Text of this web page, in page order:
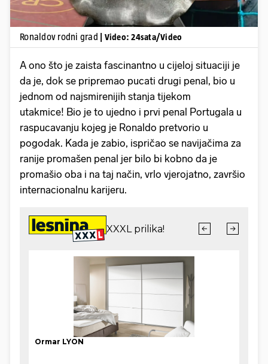
Ronaldov rodni grad | Video: 24sata/Video
A ono što je zaista fascinantno u cijeloj situaciji je
da je, dok se pripremao pucati drugi penal, bio u
jednom od najsmirenijih stanja tijekom
utakmice! Bio je to ujedno i prvi penal Portugala u
raspucavanju kojeg je Ronaldo pretvorio u
pogodak. Kada je zabio, ispričao se navijačima za
ranije promašen penal jer bilo bi kobno da je
promašio oba i na taj način, vrlo vjerojatno, završio
internacionalnu karijeru.